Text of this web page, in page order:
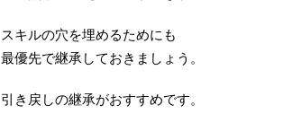
スキルの穴を埋めるためにも
最優先で継承しておきましょう。
引き戻しの継承がおすすめです。